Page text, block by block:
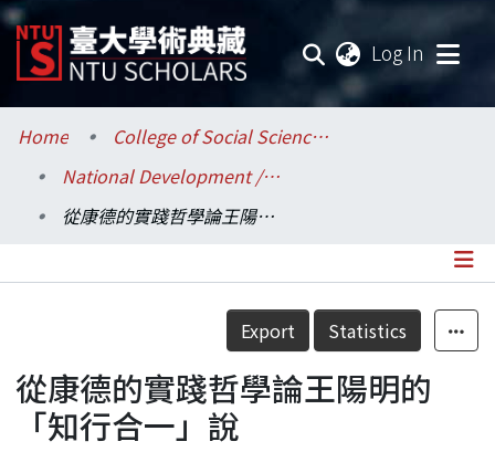
Log In
Communities & Collections
Research Outputs
Statistics
Home
College of Social Sciences / 社會科學院
National Development / 國家發展研究所
從康德的實踐哲學論王陽明的「知行合一」說
Details
Export Statistics
從康德的實踐哲學論王陽明的
「知行合一」說